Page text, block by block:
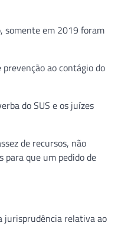
somente em 2019 foram
ao contágio do
do SUS e os juízes
de recursos, não
para que um pedido de
jurisprudência relativa ao